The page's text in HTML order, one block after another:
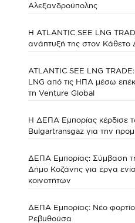
Αλεξανδρούπολης
Η ATLANTIC SEE LNG
ανάπτυξή της στον Κάθετο
ATLANTIC SEE LNG TRADE:
LNG από τις ΗΠΑ μέσω
τη Venture Global
Η ΔΕΠΑ Εμπορίας κέρδισε
Bulgartransgaz για την
ΔΕΠΑ Εμπορίας: Σύμβαση
Δήμο Κοζάνης για έργα
κοινοτήτων
ΔΕΠΑ Εμπορίας: Νέο
Ρεβυθούσα